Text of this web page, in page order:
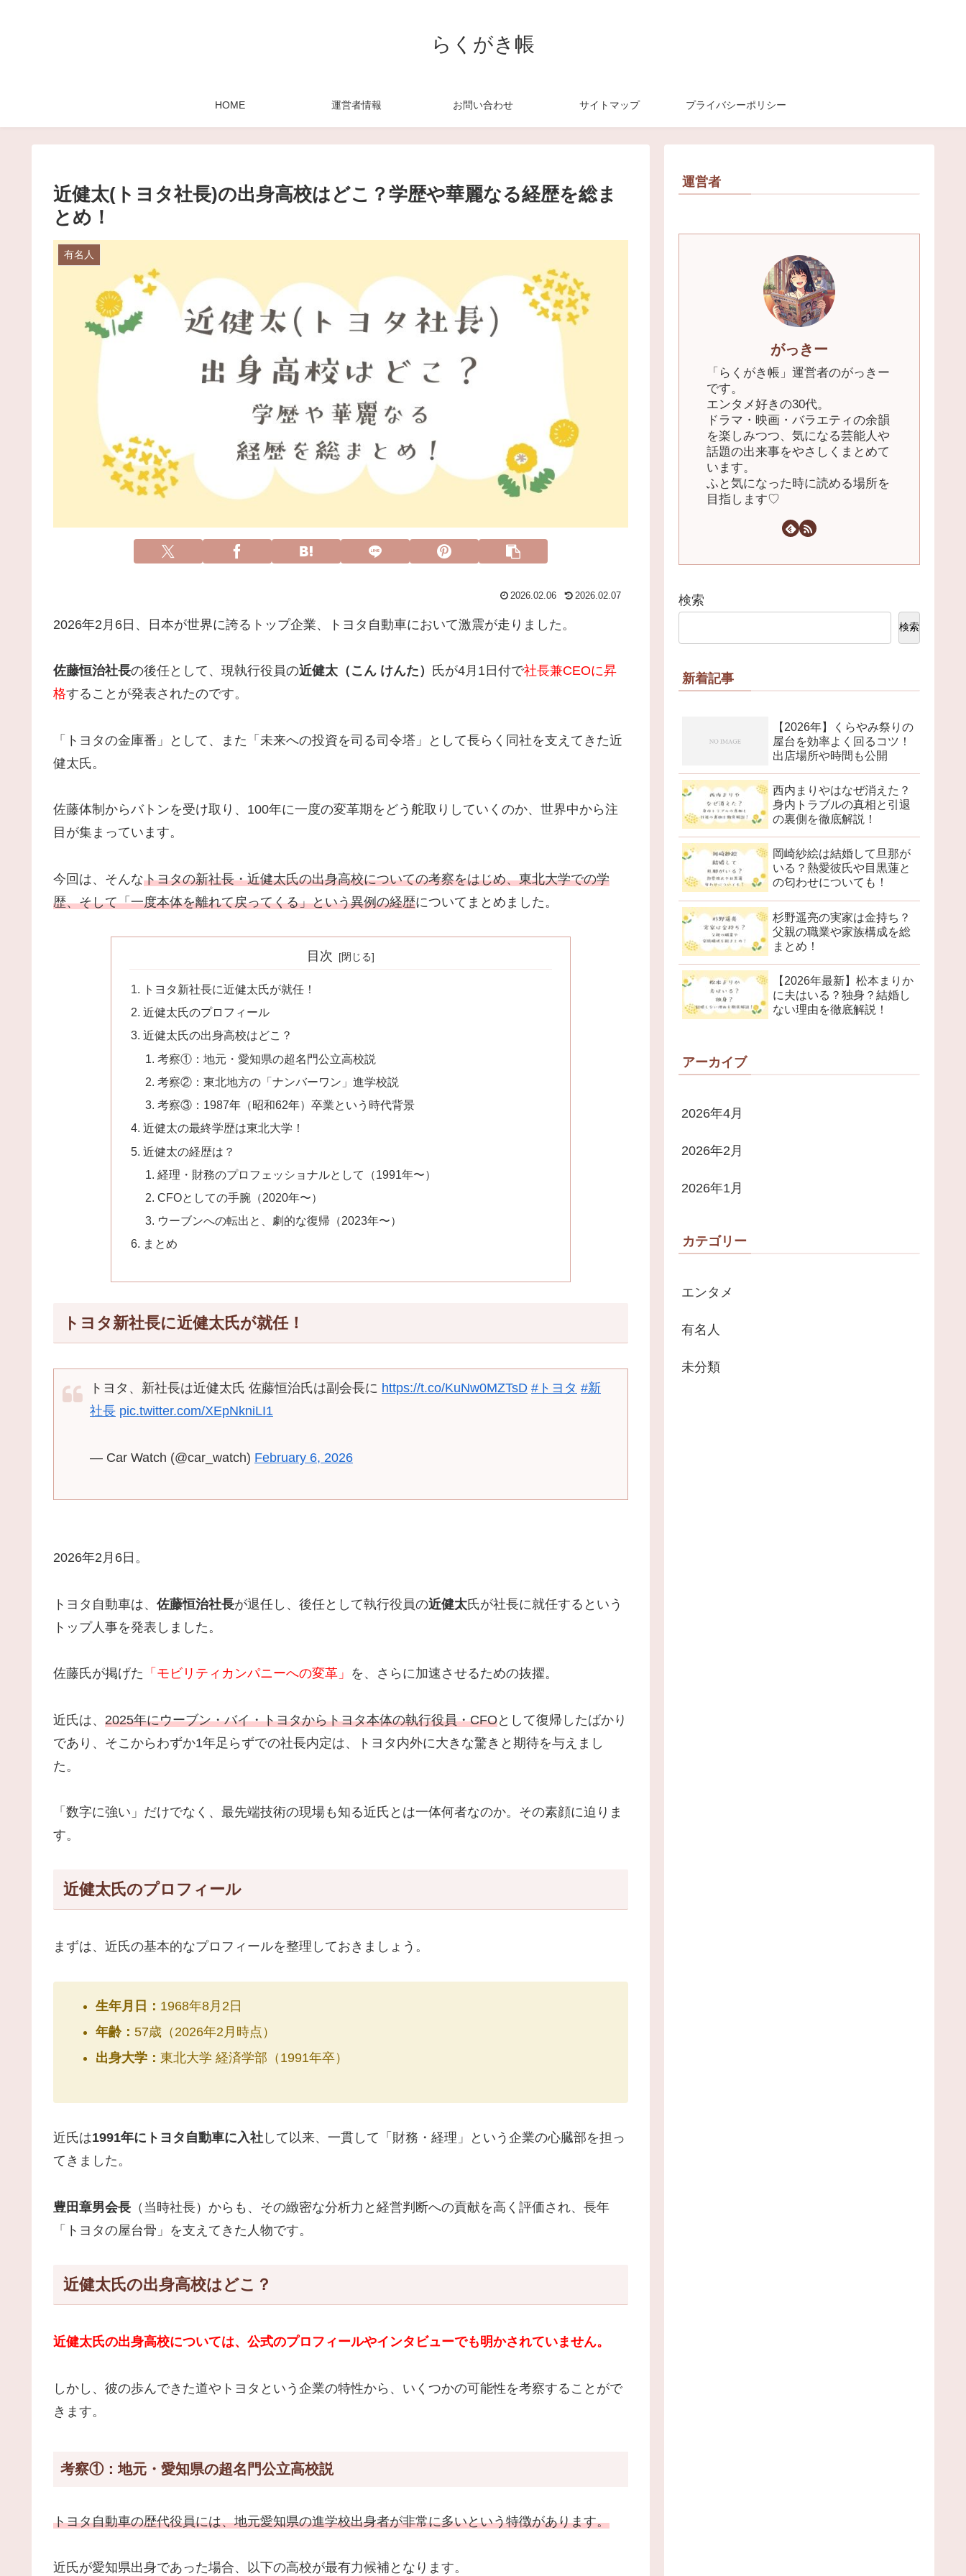
らくがき帳
HOME 運営者情報 お問い合わせ サイトマップ プライバシーポリシー
近健太(トヨタ社長)の出身高校はどこ？学歴や華麗なる経歴を総ま
とめ！
有名人
2026.02.06 2026.02.07
2026年2月6日、日本が世界に誇るトップ企業、トヨタ自動車において激震が走りました。
佐藤恒治社長の後任として、現執行役員の近健太（こん けんた） 氏が4月1日付で社長兼CEOに昇
格することが発表されたのです。
「トヨタの金庫番」として、また「未来への投資を司る司令塔」として長らく同社を支えてきた近
健太氏。
佐藤体制からバトンを受け取り、100年に一度の変革期をどう舵取りしていくのか、世界中から注
目が集まっています。
今回は、そんなトヨタの新社長・近健太氏の出身高校についての考察をはじめ、東北大学での学
歴、そして「一度本体を離れて戻ってくる」という異例の経歴についてまとめました。
目次
トヨタ新社長に近健太氏が就任！
近健太氏のプロフィール
近健太氏の出身高校はどこ？
考察①：地元・愛知県の超名門公立高校説
考察②：東北地方の「ナンバーワン」進学校説
考察③：1987年（昭和62年）卒業という時代背景
近健太の最終学歴は東北大学！
近健太の経歴は？
経理・財務のプロフェッショナルとして（1991年〜）
CFOとしての手腕（2020年〜）
ウーブンへの転出と、劇的な復帰（2023年〜）
まとめ
トヨタ新社長に近健太氏が就任！
トヨタ、新社長は近健太氏 佐藤恒治氏は副会長に https://t.co/KuNw0MZTsD #トヨタ #新
社長 pic.twitter.com/XEpNkniLI1
— Car Watch (@car_watch) February 6, 2026
2026年2月6日。
トヨタ自動車は、 佐藤恒治社長が退任し、後任として執行役員の近健太氏が社長に就任するという
トップ人事を発表しました。
佐藤氏が掲げた 「モビリティカンパニーへの変革」 を、さらに加速させるための抜擢。
近氏は、 2025年にウーブン・バイ・トヨタからトヨタ本体の執行役員・CFOとして復帰したばかり
であり、そこからわずか1年足らずでの社長内定は、トヨタ内外に大きな驚きと期待を与えまし
た。
「数字に強い」だけでなく、最先端技術の現場も知る近氏とは一体何者なのか。その素顔に迫りま
す。
近健太氏のプロフィール
まずは、近氏の基本的なプロフィールを整理しておきましょう。
生年月日： 1968年8月2日
年齢： 57歳（2026年2月時点）
出身大学： 東北大学 経済学部（1991年卒）
近氏は1991年にトヨタ自動車に入社 して以来、一貫して「財務・経理」という企業の心臓部を担っ
てきました。
豊田章男会長 （当時社長）からも、その緻密な分析力と経営判断への貢献を高く評価され、長年
「トヨタの屋台骨」を支えてきた人物です。
近健太氏の出身高校はどこ？
近健太氏の出身高校については、公式のプロフィールやインタビューでも明かされていません。
しかし、彼の歩んできた道やトヨタという企業の特性から、いくつかの可能性を考察することがで
きます。
考察①：地元・愛知県の超名門公立高校説
トヨタ自動車の歴代役員には、地元愛知県の進学校出身者が非常に多いという特徴があります。
近氏が愛知県出身であった場合、以下の高校が最有力候補となります。
運営者
がっきー
「らくがき帳」運営者のがっきー
です。
エンタメ好きの30代。
ドラマ・映画・バラエティの余韻
を楽しみつつ、気になる芸能人や
話題の出来事をやさしくまとめて
います。
ふと気になった時に読める場所を
目指します♡
検索
検索
新着記事
【2026年】くらやみ祭りの
屋台を効率よく回るコツ！
出店場所や時間も公開
西内まりやはなぜ消えた？
身内トラブルの真相と引退
の裏側を徹底解説！
岡崎紗絵は結婚して旦那が
いる？熱愛彼氏や目黒蓮と
の匂わせについても！
杉野遥亮の実家は金持ち？
父親の職業や家族構成を総
まとめ！
【2026年最新】松本まりか
に夫はいる？独身？結婚し
ない理由を徹底解説！
アーカイブ
2026年4月
2026年2月
2026年1月
カテゴリー
エンタメ
有名人
未分類